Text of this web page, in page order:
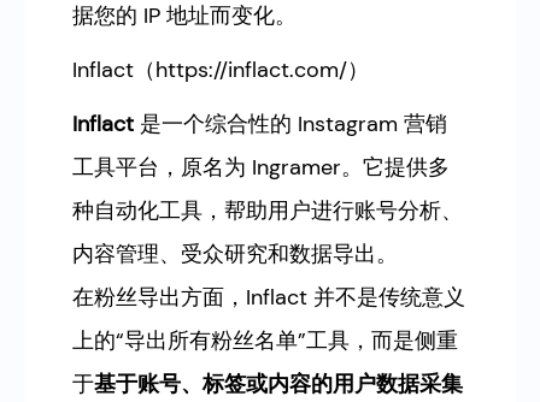
据您的 IP 地址而变化。
Inflact（https://inflact.com/）
Inflact 是一个综合性的 Instagram 营销
工具平台，原名为 Ingramer。它提供多
种自动化工具，帮助用户进行账号分析、
内容管理、受众研究和数据导出。
在粉丝导出方面，Inflact 并不是传统意义
上的“导出所有粉丝名单”工具，而是侧重
于基于账号、标签或内容的用户数据采集